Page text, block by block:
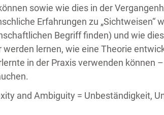
sowie wie dies in der
Erfahrungen zu „Sichtweisen“
Begriff finden) und wie
lernen, wie eine Theorie
in der Praxis verwenden können
and Ambiguity = Unbeständigkeit,